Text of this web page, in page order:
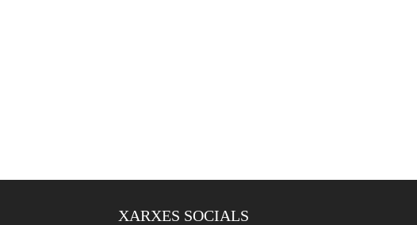
XARXES SOCIALS